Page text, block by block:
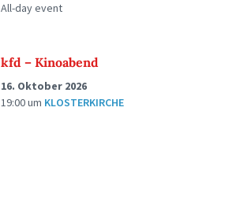
All-day event
kfd – Kinoabend
16. Oktober 2026
19:00um KLOSTERKIRCHE